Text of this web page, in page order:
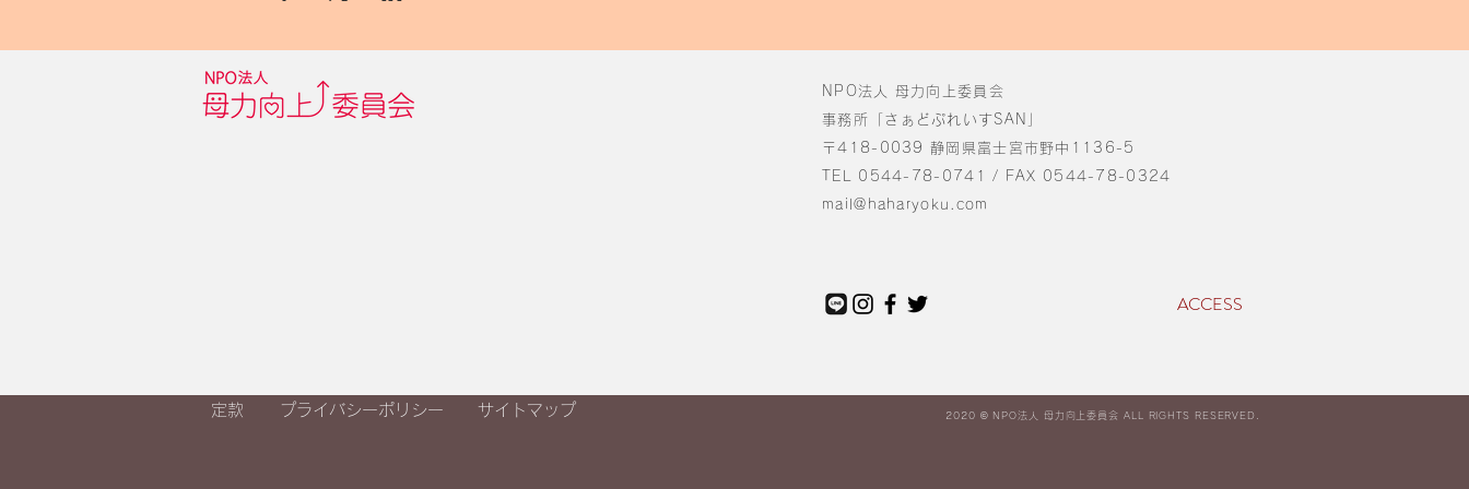
NPO法人 母力向上委員会
事務所「さぁどぷれいすSAN」
〒418-0039 静岡県富士宮市野中1136-5
TEL 0544-78-0741 / FAX 0544-78-0324
mail@haharyoku.com
ACCESS
定款 プライバシーポリシー サイトマップ 2020 ©︎ NPO法人 母力向上委員会 ALL RIGHTS RESERVED.